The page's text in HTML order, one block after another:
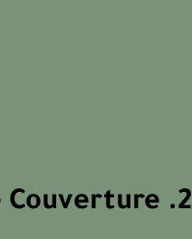
Couverture